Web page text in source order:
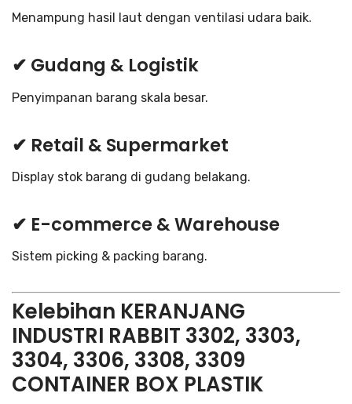
Menampung hasil laut dengan ventilasi udara baik.
✔ Gudang & Logistik
Penyimpanan barang skala besar.
✔ Retail & Supermarket
Display stok barang di gudang belakang.
✔ E-commerce & Warehouse
Sistem picking & packing barang.
Kelebihan KERANJANG
INDUSTRI RABBIT 3302, 3303,
3304, 3306, 3308, 3309
CONTAINER BOX PLASTIK